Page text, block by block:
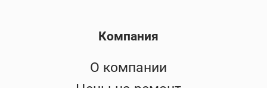
Компания
О компании